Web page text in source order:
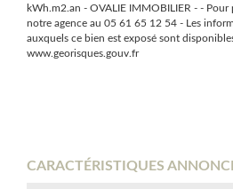
kWh.m2.an - OVALIE IMMOBILIER - -
notre agence au 05 61 65 12 54 - Les
auxquels ce bien est exposé sont
www.georisques.gouv.fr
CARACTÉRISTIQUES